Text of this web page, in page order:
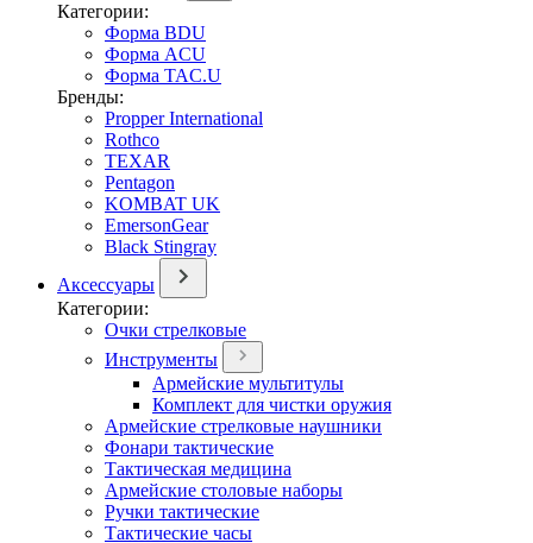
Категории:
Форма BDU
Форма ACU
Форма TAC.U
Бренды:
Propper International
Rothco
TEXAR
Pentagon
KOMBAT UK
EmersonGear
Black Stingray
Аксессуары
Категории:
Очки стрелковые
Инструменты
Армейские мультитулы
Комплект для чистки оружия
Армейские стрелковые наушники
Фонари тактические
Тактическая медицина
Армейские столовые наборы
Ручки тактические
Тактические часы